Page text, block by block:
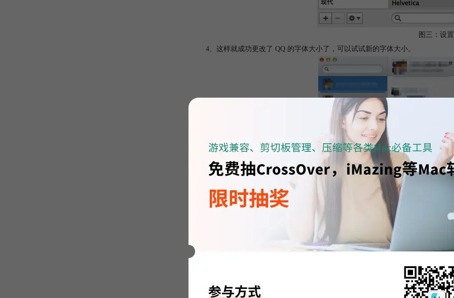
图三：设
4、这样就成功更改了 QQ 的字体大小了，可以试试新的字体大小。
1、同样地，还是在顶部菜单中点击“格式”，再点击“显示颜色”选项，如图所示